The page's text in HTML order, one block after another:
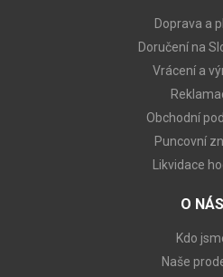
Doprava a
Doručení na
Vrácení a
Obchodní
Puncovní
Likvidace
O NÁS
Kdo
Naše